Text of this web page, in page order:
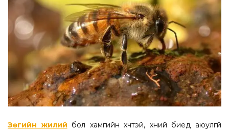
Зөгийн жилий бол хамгийн хүчтэй, хүний биед аюулгүй